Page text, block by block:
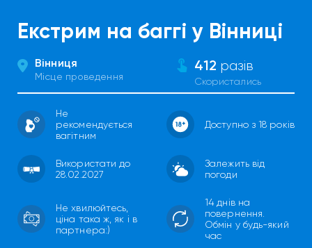
Екстрим на баггі у Вінниці
Вінниця
Місце проведення
412 разів
Скористались
Не
рекомендується
вагітним
Доступно з 18 років
Використати до
28.02.2027
Залежить від
погоди
Не хвилюйтесь,
ціна така ж, як і в
партнера:)
14 днів на
повернення.
Обмін у будь-який
час